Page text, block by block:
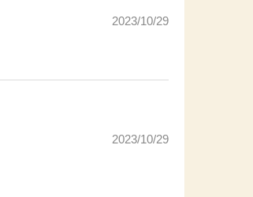
2023/10/29
2023/10/29